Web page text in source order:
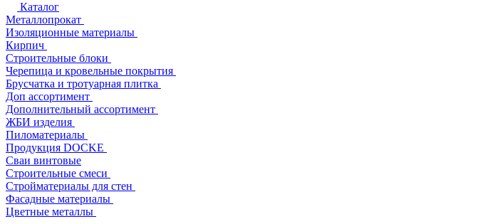
Каталог
Металлопрокат
Изоляционные материалы
Кирпич
Строительные блоки
Черепица и кровельные покрытия
Брусчатка и тротуарная плитка
Доп ассортимент
Дополнительный ассортимент
ЖБИ изделия
Пиломатериалы
Продукция DOCKE
Сваи винтовые
Строительные смеси
Стройматериалы для стен
Фасадные материалы
Цветные металлы